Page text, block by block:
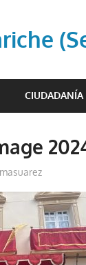
CIUDADANÍA